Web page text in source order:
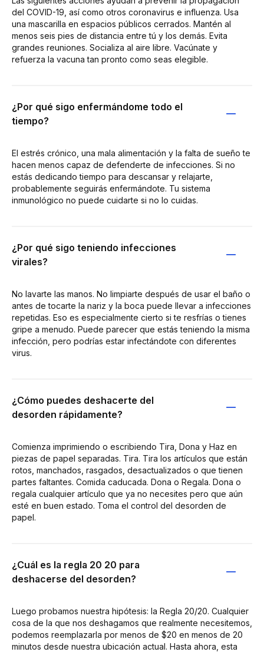
del COVID-19, así como otros coronavirus e influenza. Usa
una mascarilla en espacios públicos cerrados. Mantén al
menos seis pies de distancia entre tú y los demás. Evita
grandes reuniones. Socializa al aire libre. Vacúnate y
refuerza la vacuna tan pronto como seas elegible.
¿Por qué sigo enfermándome todo el
tiempo?
El estrés crónico, una mala alimentación y la falta de sueño te
hacen menos capaz de defenderte de infecciones. Si no
estás dedicando tiempo para descansar y relajarte,
probablemente seguirás enfermándote. Tu sistema
inmunológico no puede cuidarte si no lo cuidas.
¿Por qué sigo teniendo infecciones
virales?
No lavarte las manos. No limpiarte después de usar el baño o
antes de tocarte la nariz y la boca puede llevar a infecciones
repetidas. Eso es especialmente cierto si te resfrías o tienes
gripe a menudo. Puede parecer que estás teniendo la misma
infección, pero podrías estar infectándote con diferentes
virus.
¿Cómo puedes deshacerte del
desorden rápidamente?
Comienza imprimiendo o escribiendo Tira, Dona y Haz en
piezas de papel separadas. Tira. Tira los artículos que están
rotos, manchados, rasgados, desactualizados o que tienen
partes faltantes. Comida caducada. Dona o Regala. Dona o
regala cualquier artículo que ya no necesites pero que aún
esté en buen estado. Toma el control del desorden de
papel.
¿Cuál es la regla 20 20 para
deshacerse del desorden?
Luego probamos nuestra hipótesis: la Regla 20/20. Cualquier
cosa de la que nos deshagamos que realmente necesitemos,
podemos reemplazarla por menos de $20 en menos de 20
minutos desde nuestra ubicación actual. Hasta ahora, esta